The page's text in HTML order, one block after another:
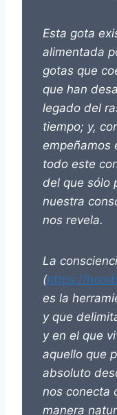
Esta gota
alimentada
gotas que
que han
legado del
tiempo; y,
empeñamos
todo este
del que sólo
nuestra
nos revela.
La
(https://
es la
y que
y en el que
aquello que
absoluto
nos conecta
manera